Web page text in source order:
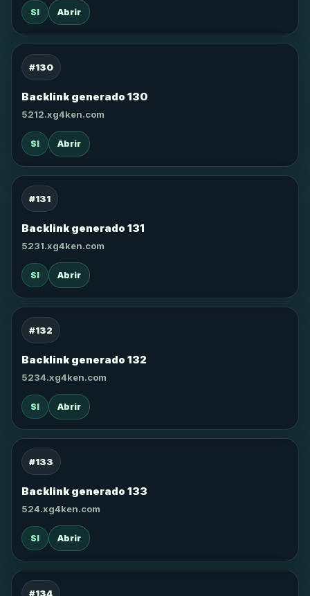
SI Abrir
#130
Backlink generado 130
5212.xg4ken.com
SI Abrir
#131
Backlink generado 131
5231.xg4ken.com
SI Abrir
#132
Backlink generado 132
5234.xg4ken.com
SI Abrir
#133
Backlink generado 133
524.xg4ken.com
SI Abrir
#134